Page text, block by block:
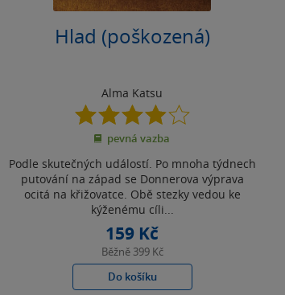
Hlad (poškozená)
Alma Katsu
3.9
z
5
pevná vazba
Podle skutečných událostí. Po mnoha týdnech
putování na západ se Donnerova výprava
ocitá na křižovatce. Obě stezky vedou ke
kýženému cíli...
159 Kč
Běžně 399 Kč
Do košíku